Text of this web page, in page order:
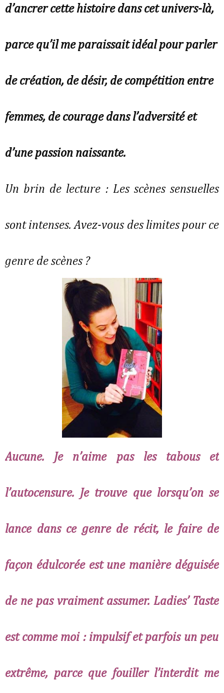
d’ancrer cette histoire dans cet univers-là,
parce qu’il me paraissait idéal pour parler
de création, de désir, de compétition entre
femmes, de courage dans l’adversité et
d’une passion naissante.
Un brin de lecture : Les scènes sensuelles
sont intenses. Avez-vous des limites pour ce
genre de scènes ?
Aucune. Je n’aime pas les tabous et
l’autocensure. Je trouve que lorsqu’on se
lance dans ce genre de récit, le faire de
façon édulcorée est une manière déguisée
de ne pas vraiment assumer. Ladies’ Taste
est comme moi : impulsif et parfois un peu
extrême, parce que fouiller l’interdit me